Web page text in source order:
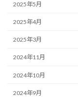
2025年5月
2025年4月
2025年3月
2024年11月
2024年10月
2024年9月